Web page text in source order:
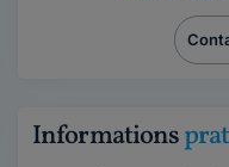
Informations